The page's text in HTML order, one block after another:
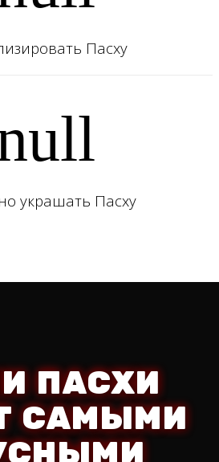
Пасху
украшать Пасху
ПАСХИ
САМЫМИ